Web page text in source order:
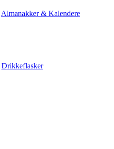
Almanakker & Kalendere
Drikkeflasker